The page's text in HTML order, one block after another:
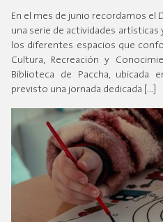
En el mes de junio recordamos el
una serie de actividades
los diferentes espacios que
Cultura, Recreación y
Biblioteca de Paccha, ubicada
previsto una jornada dedicada […]